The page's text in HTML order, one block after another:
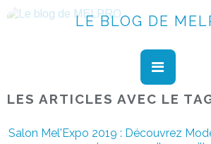
LE BLOG DE
LES ARTICLES AVEC LE
Salon Mel'Expo 2019 : Découvrez